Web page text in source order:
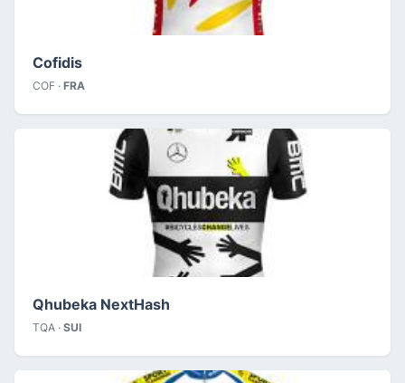
Cofidis
COF · FRA
Qhubeka NextHash
TQA · SUI